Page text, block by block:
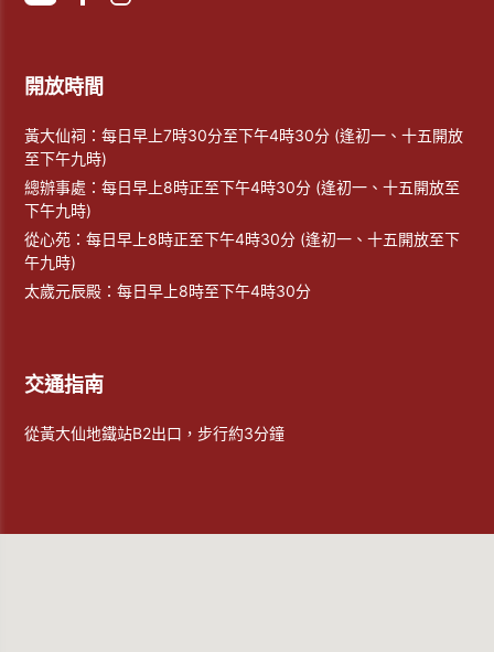
開放時間
黃大仙祠：每日早上7時30分至下午4時30分 (逢初一、十五開放
至下午九時)
總辦事處：每日早上8時正至下午4時30分 (逢初一、十五開放至
下午九時)
從心苑：每日早上8時正至下午4時30分 (逢初一、十五開放至下
午九時)
太歲元辰殿：每日早上8時至下午4時30分
交通指南
從黃大仙地鐵站B2出口，步行約3分鐘